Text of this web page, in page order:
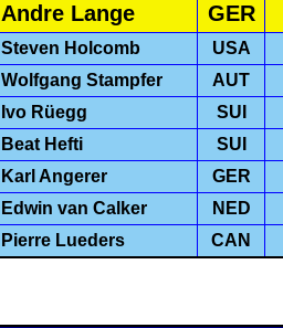
Andre Lange GER
Steven Holcomb
USA
Wolfgang Stampfer
AUT
Ivo Rüegg
SUI
Beat Hefti
SUI
Karl Angerer
GER
Edwin van Calker
NED
Pierre Lueders CAN